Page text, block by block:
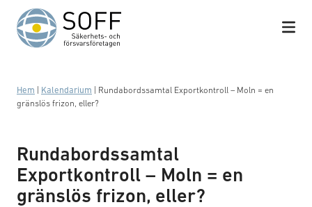
Hoppa till innehåll
Hem Kalendarium
Rundabordssamtal Exportkontroll – Moln = en
gränslös frizon, eller?
Rundabordssamtal
Exportkontroll – Moln = en
gränslös frizon, eller?
Business meeting with work on contract